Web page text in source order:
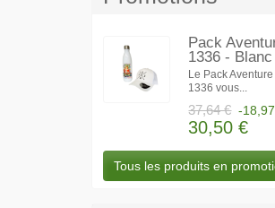
Pack
1336 - Blanc
Le Pack Aventure
1336 vous...
37,64 € -
30,50 €
Tous les produits en